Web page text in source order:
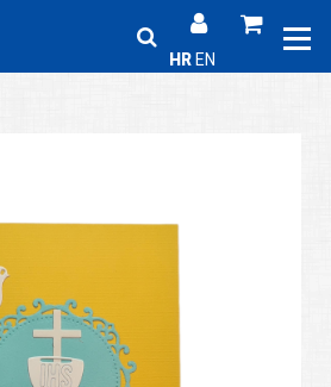
HR EN